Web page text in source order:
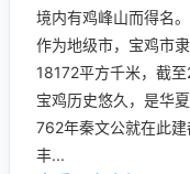
境内有鸡峰山而得名。
作为地级市，宝鸡市
18172平方千米，截
宝鸡历史悠久，是华
762年秦文公就在此
丰...